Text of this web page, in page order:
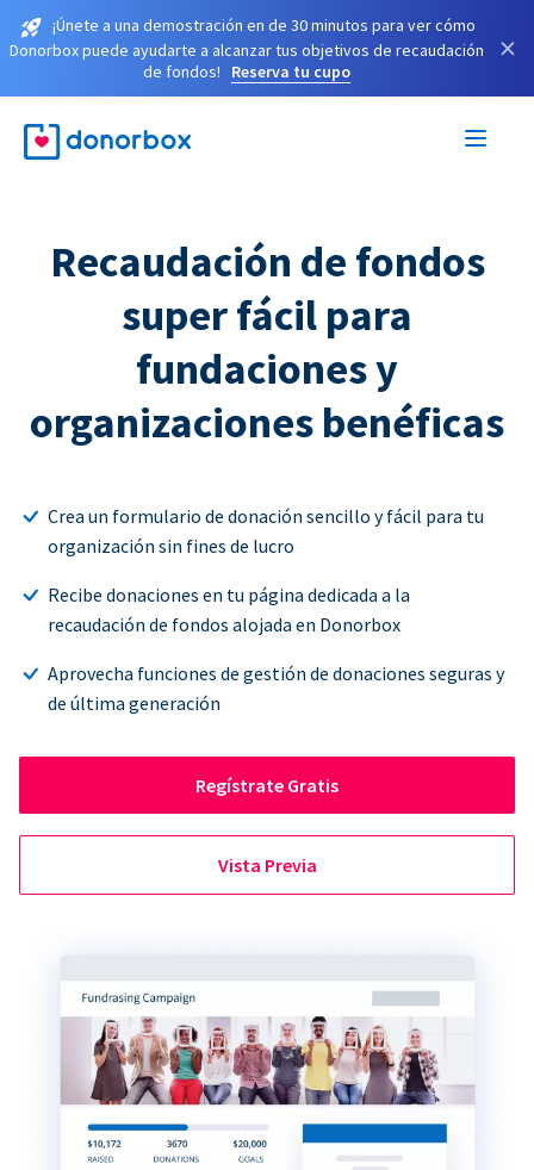
¡Únete a una demostración en de 30 minutos para ver cómo
Donorbox puede ayudarte a alcanzar tus objetivos de recaudación
de fondos!
Reserva tu cupo
×
Recaudación de fondos
super fácil para
fundaciones y
organizaciones benéficas
Crea un formulario de donación sencillo y fácil para tu
organización sin fines de lucro
Recibe donaciones en tu página dedicada a la
recaudación de fondos alojada en Donorbox
Aprovecha funciones de gestión de donaciones seguras y
de última generación
Regístrate Gratis
Vista Previa